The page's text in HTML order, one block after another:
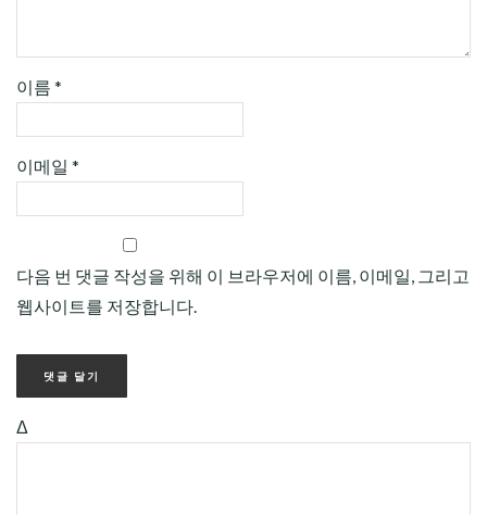
이름 *
이메일 *
다음 번 댓글 작성을 위해 이 브라우저에 이름, 이메일, 그리고
웹사이트를 저장합니다.
Δ